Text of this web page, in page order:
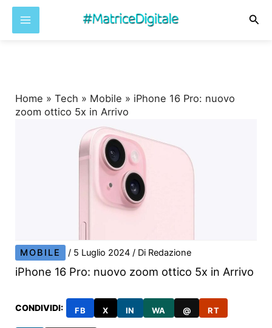
Home »Tech » Mobile » iPhone 16 Pro: nuovo
zoom ottico 5x in Arrivo
MOBILE / 5 Luglio 2024/ Di Redazione
iPhone 16 Pro: nuovo zoom ottico 5x in Arrivo
CONDIVIDI: FB X IN WA @ RT